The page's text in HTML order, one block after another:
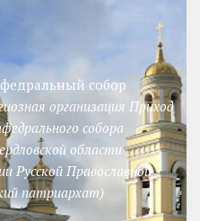
собор
организация Приход
собора
области
Русской Православной
патриархат)